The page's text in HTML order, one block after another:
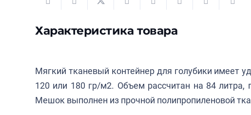
Характеристика товара
Мягкий тканевый контейнер для голубики имеет
120 или 180 гр/м2. Объем рассчитан на 84
Мешок выполнен из прочной полипропиленовой